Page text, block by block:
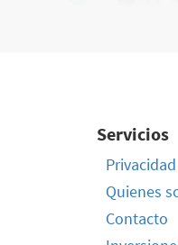
Servicios
Privacidad
Quienes
Contacto